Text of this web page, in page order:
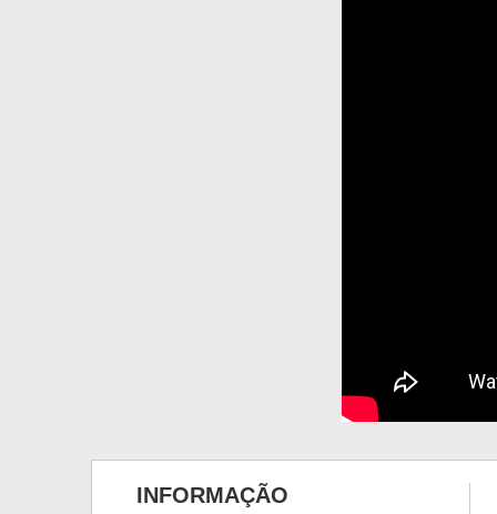
INFORMAÇÃO